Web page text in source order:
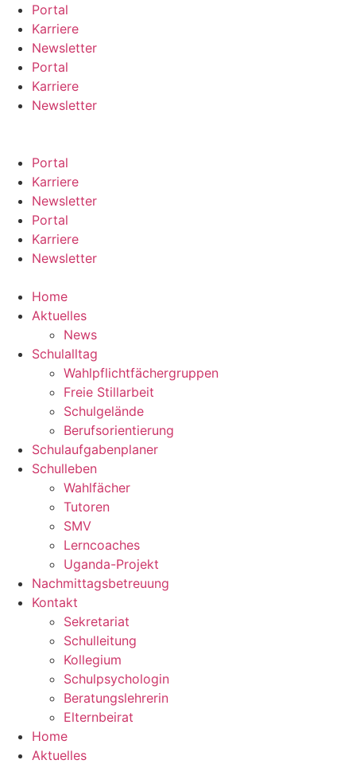
Zum
Inhalt
springen
Portal
Karriere
Newsletter
Portal
Karriere
Newsletter
Portal
Karriere
Newsletter
Portal
Karriere
Newsletter
Home
Aktuelles
News
Schulalltag
Wahlpflichtfächergruppen
Freie Stillarbeit
Schulgelände
Berufsorientierung
Schulaufgabenplaner
Schulleben
Wahlfächer
Tutoren
SMV
Lerncoaches
Uganda-Projekt
Nachmittagsbetreuung
Kontakt
Sekretariat
Schulleitung
Kollegium
Schulpsychologin
Beratungslehrerin
Elternbeirat
Home
Aktuelles